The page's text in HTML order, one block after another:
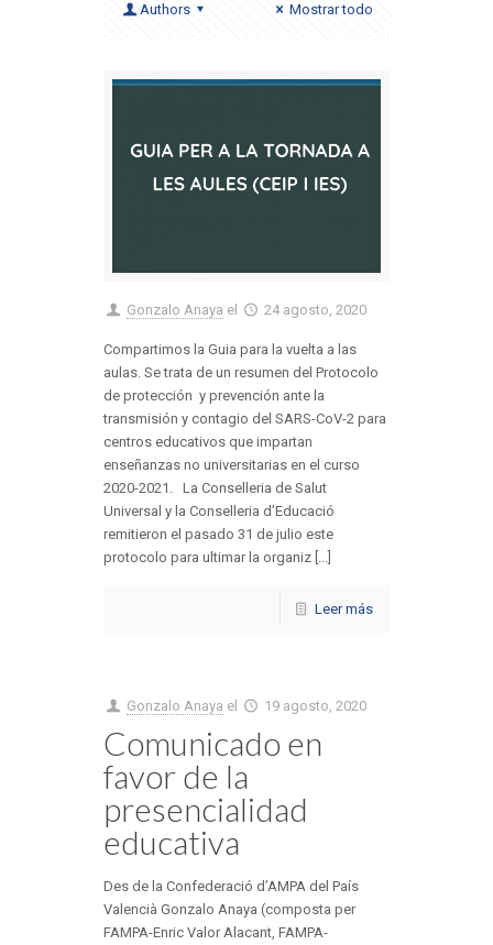
Authors
Mostrar todo
Gonzalo Anaya el 24 agosto, 2020
Compartimos la Guia para la vuelta a las
aulas. Se trata de un resumen del Protocolo
de protección y prevención ante la
transmisión y contagio del SARS-CoV-2 para
centros educativos que impartan
enseñanzas no universitarias en el curso
2020-2021. La Conselleria de Salut
Universal y la Conselleria d’Educació
remitieron el pasado 31 de julio este
protocolo para ultimar la organiz [...]
Leer más
Gonzalo Anaya el 19 agosto, 2020
Comunicado en
favor de la
presencialidad
educativa
Des de la Confederació d’AMPA del País
Valencià Gonzalo Anaya (composta per
FAMPA-Enric Valor Alacant, FAMPA-